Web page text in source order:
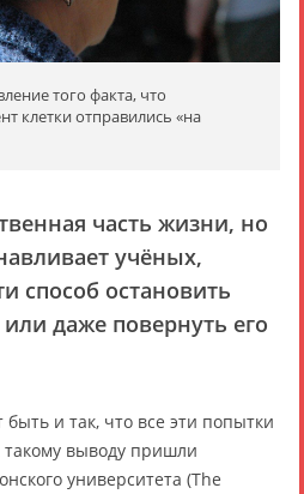
того факта, что
клетки отправились «на
часть жизни, но
учёных,
способ остановить
даже повернуть его
и так, что все эти попытки
выводу пришли
университета (The